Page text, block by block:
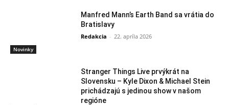
Novinky
Manfred Mann’s Earth Band sa vrátia do
Bratislavy
Redakcia - 22. apríla 2026
Stranger Things Live prvýkrát na
Slovensku – Kyle Dixon & Michael Stein
prichádzajú s jedinou show v našom
regióne